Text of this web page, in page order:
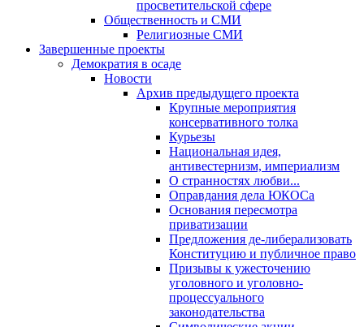
просветительской сфере
Общественность и СМИ
Религиозные СМИ
Завершенные проекты
Демократия в осаде
Новости
Архив предыдущего проекта
Крупные мероприятия
консервативного толка
Курьезы
Национальная идея,
антивестернизм, империализм
О странностях любви...
Оправдания дела ЮКОСа
Основания пересмотра
приватизации
Предложения де-либерализовать
Конституцию и публичное право
Призывы к ужесточению
уголовного и уголовно-
процессуального
законодательства